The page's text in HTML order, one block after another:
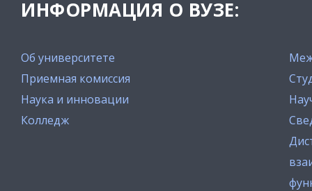
ИНФОРМАЦИЯ О ВУЗЕ:
Об университете
Приемная комиссия
Наука и инновации
Колледж